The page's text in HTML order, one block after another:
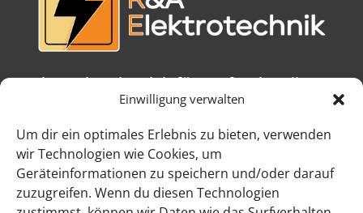
Einwilligung verwalten
Um dir ein optimales Erlebnis zu bieten, verwenden
wir Technologien wie Cookies, um
Geräteinformationen zu speichern und/oder darauf
zuzugreifen. Wenn du diesen Technologien
Ihr Meisterbetrieb für professionelle
Elektrotechnik in Sülm und
Schnelllinks
Über uns